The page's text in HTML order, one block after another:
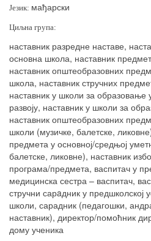
Језик: мађарски
Циљна група:
наставник разредне наставе,
основна школа, наставник
наставник општеобразовних
школа, наставник стручних
наставник у школи за
развоју, наставник у школи за
наставник општеобразовних
школи (музичке, балетске,
предмета у основној/средњој
балетске, ликовне), наставник
програма/предмета, васпитач у
медицинска сестра – васпитач,
стручни сарaдник у предшколској
школи, сарадник (педагошки,
наставник), директор/помоћник
дому ученика